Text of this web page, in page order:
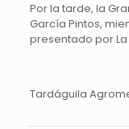
Por la tarde, la
García Pintos,
presentado por La
Tardáguila